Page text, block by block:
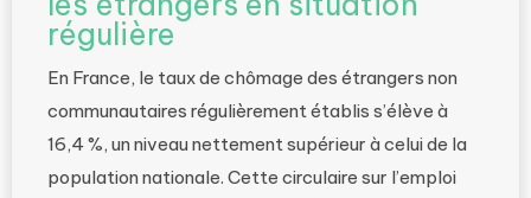
régulière
En France, le taux de chômage des étrangers non
communautaires régulièrement établis s’élève à
16,4 %, un niveau nettement supérieur à celui de la
population nationale. Cette circulaire sur l’emploi